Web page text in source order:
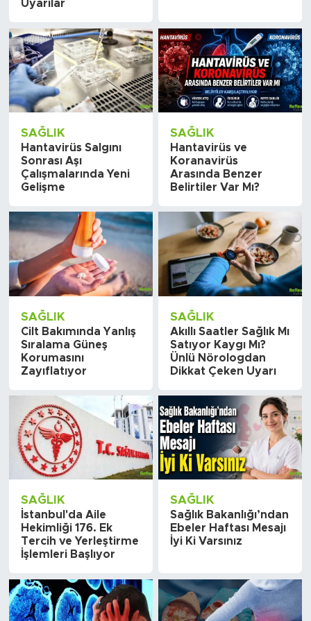
Uyarılar
SAĞLIK
Hantavirüs Salgını
Sonrası Aşı
Çalışmalarında Yeni
Gelişme
SAĞLIK
Hantavirüs ve
Koranavirüs
Arasında Benzer
Belirtiler Var Mı?
SAĞLIK
Cilt Bakımında Yanlış
Sıralama Güneş
Korumasını
Zayıflatıyor
SAĞLIK
Akıllı Saatler Sağlık Mı
Satıyor Kaygı Mı?
Ünlü Nörologdan
Dikkat Çeken Uyarı
SAĞLIK
İstanbul'da Aile
Hekimliği 176. Ek
Tercih ve Yerleştirme
İşlemleri Başlıyor
SAĞLIK
Sağlık Bakanlığı’ndan
Ebeler Haftası Mesajı
İyi Ki Varsınız